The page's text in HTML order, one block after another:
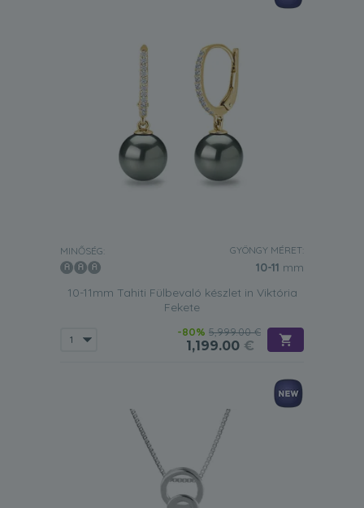
MINŐSÉG: GYÖNGY MÉRET:
10-11 mm
10-11mm Tahiti Fülbevaló készlet in Viktória
Fekete
-80% 5,999.00 €
1,199.00 €